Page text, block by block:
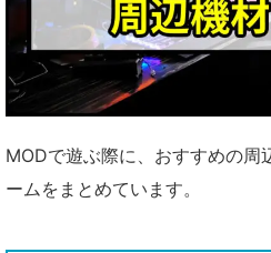
MODで遊ぶ際に、おすすめの周
ームをまとめています。